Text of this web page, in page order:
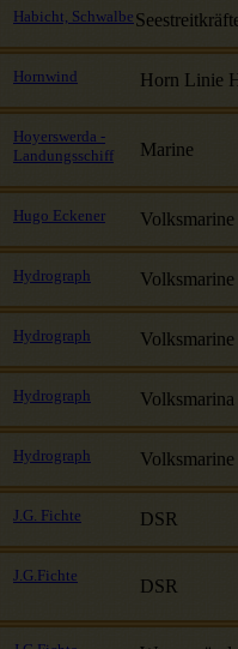
Habicht, Schwalbe
Hornwind Horn Linie
Hoyerswerda -
Landungsschiff
Marine
Hugo Eckener
Hydrograph Volksmarine
Hydrograph Volksmarine
Hydrograph Volksmarina
Hydrograph Volksmarine
J.G. Fichte DSR
J.G.Fichte
DSR